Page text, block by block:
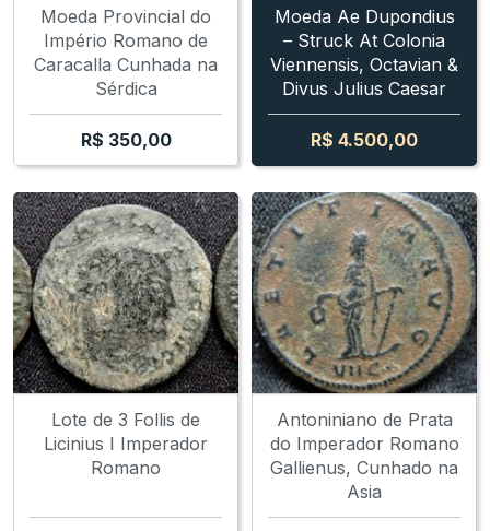
Moeda Provincial do
Império Romano de
Caracalla Cunhada na
Sérdica
R$ 350,00
Moeda Ae Dupondius
– Struck At Colonia
Viennensis, Octavian &
Divus Julius Caesar
R$ 4.500,00
Lote de 3 Follis de
Licinius I Imperador
Romano
Antoniniano de Prata
do Imperador Romano
Gallienus, Cunhado na
Asia